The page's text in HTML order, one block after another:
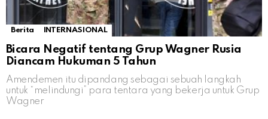
Berita INTERNASIONAL
Bicara Negatif tentang Grup Wagner Rusia
Diancam Hukuman 5 Tahun
Amendemen itu dipandang sebagai sebuah langkah
untuk “melindungi” para tentara yang bekerja untuk Grup
Wagner